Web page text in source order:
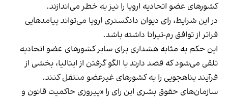
کشورهای عضو اتحادیه اروپا را نیز به خطر می‌اندازند.
در این شرایط، رای دیوان دادگستری اروپا می‌تواند پیامدهایی
فراتر از توافق رم-تیرانا داشته باشد.
این حکم به‌ مثابه هشداری برای سایر کشورهای عضو اتحادیه
تلقی می‌شود که قصد دارند با الگو گرفتن از ایتالیا، بخشی از
فرآیند پناهجویی را به کشورهای غیرعضو منتقل کنند.
سازمان‌های حقوق بشری این رای را «پیروزی حاکمیت قانون و